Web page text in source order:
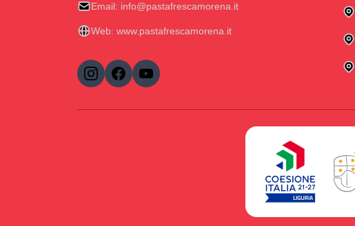
Email: info@pastafrescamorena.it
Web: www.pastafrescamorena.it